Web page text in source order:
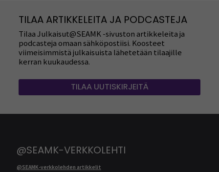
TILAA ARTIKKELEITA JA PODCASTEJA
Tilaa Julkaisut@SEAMK -sivuston artikkeleita ja
podcasteja omaan sähköpostiisi. Koosteet
viimeisimmistä julkaisuista lähetetään tilaajille
kerran kuukaudessa.
TILAA UUTISKIRJEITÄ
@SEAMK-VERKKOLEHTI
@SEAMK-verkkolehden artikkelit